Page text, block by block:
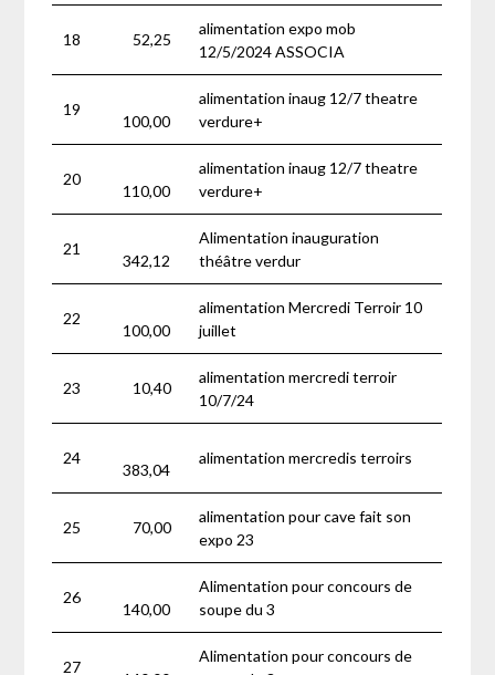
18 52,25
alimentation expo mob
12/5/2024 ASSOCIA
19
100,00
alimentation inaug 12/7 theatre
verdure+
20
110,00
alimentation inaug 12/7 theatre
verdure+
21
342,12
Alimentation inauguration
théâtre verdur
22
100,00
alimentation Mercredi Terroir 10
juillet
23 10,40
alimentation mercredi terroir
10/7/24
24
383,04
alimentation mercredis terroirs
25 70,00
alimentation pour cave fait son
expo 23
26
140,00
Alimentation pour concours de
soupe du 3
27
Alimentation pour concours de